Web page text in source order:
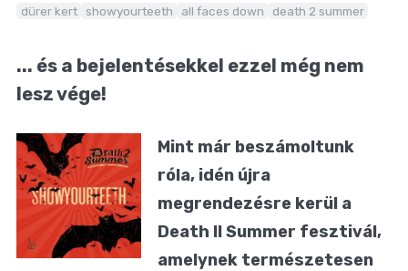
MÁSVILÁG
BLOG
dürer kert showyourteeth all faces down death 2 summer
... és a bejelentésekkel ezzel még nem
lesz vége!
Mint már beszámoltunk
róla, idén újra
megrendezésre kerül a
Death II Summer fesztivál,
amelynek természetesen